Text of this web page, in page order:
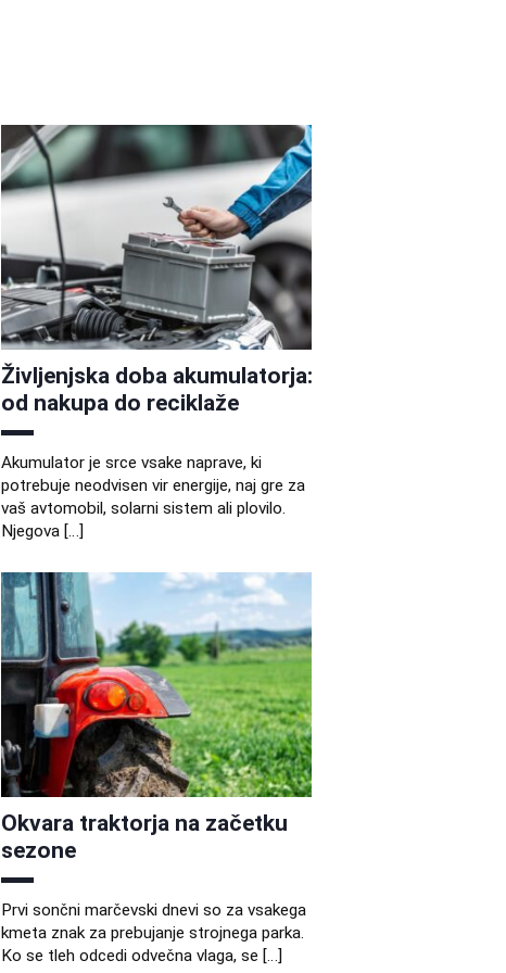
Življenjska doba akumulatorja:
od nakupa do reciklaže
Akumulator je srce vsake naprave, ki
potrebuje neodvisen vir energije, naj gre za
vaš avtomobil, solarni sistem ali plovilo.
Njegova […]
Okvara traktorja na začetku
sezone
Prvi sončni marčevski dnevi so za vsakega
kmeta znak za prebujanje strojnega parka.
Ko se tleh odcedi odvečna vlaga, se […]